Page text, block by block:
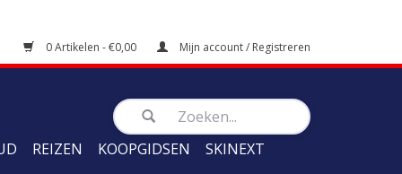
0 Artikelen - €0,00 Mijn account / Registreren
REIZEN KOOPGIDSEN SKINEXT